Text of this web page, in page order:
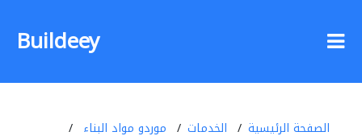
Buildeey
الصفحة الرئيسية الخدمات
موردو مواد البناء